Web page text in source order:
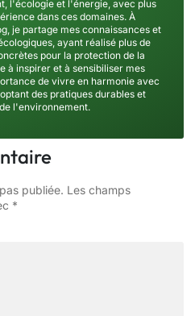
l'écologie et l'énergie, avec plus
dans ces domaines. À
je partage mes connaissances et
ayant réalisé plus de
pour la protection de la
à inspirer et à sensibiliser mes
de vivre en harmonie avec
des pratiques durables et
l'environnement.
publiée. Les champs
*